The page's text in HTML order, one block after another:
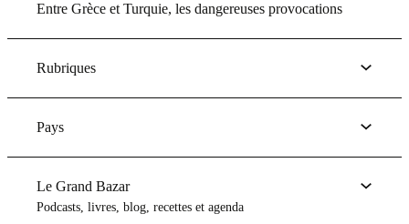
Entre Grèce et Turquie, les dangereuses provocations
Rubriques
Pays
Le Grand Bazar
Podcasts, livres, blog, recettes et agenda